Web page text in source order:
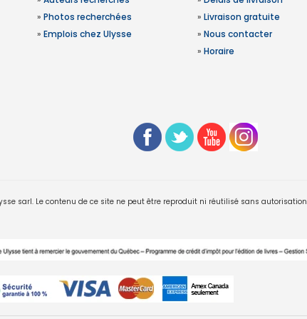
» Photos recherchées
» Emplois chez Ulysse
» Livraison gratuite
» Nous contacter
» Horaire
sarl. Le contenu de ce site ne peut être reproduit ni réutilisé sans autorisation